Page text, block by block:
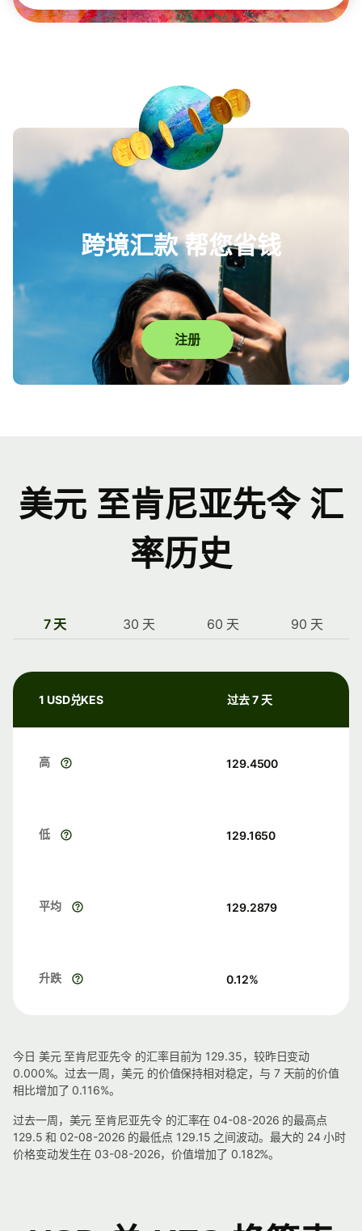
跨境汇款 帮您省钱
注册
美元 至肯尼亚先令 汇
率历史
7 天 30 天 60 天 90 天
1 USD兑KES 过去 7 天
高 129.4500
低 129.1650
平均 129.2879
升跌 0.12%
今日 美元 至肯尼亚先令 的汇率目前为 129.35，较昨日变动
0.000%。过去一周，美元 的价值保持相对稳定，与 7 天前的价值
相比增加了 0.116%。
过去一周，美元 至肯尼亚先令 的汇率在 04-08-2026 的最高点
129.5 和 02-08-2026 的最低点 129.15 之间波动。最大的 24 小时
价格变动发生在 03-08-2026，价值增加了 0.182%。